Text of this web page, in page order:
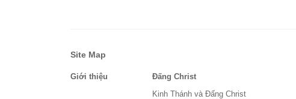
Site Map
Giới thiệu
Đấng Christ
Kinh Thánh và Đấng Christ